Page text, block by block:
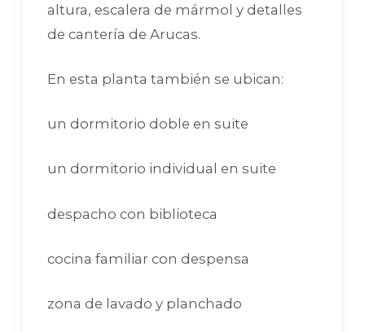
altura, escalera de mármol y detalles
de cantería de Arucas.
En esta planta también se ubican:
un dormitorio doble en suite
un dormitorio individual en suite
despacho con biblioteca
cocina familiar con despensa
zona de lavado y planchado